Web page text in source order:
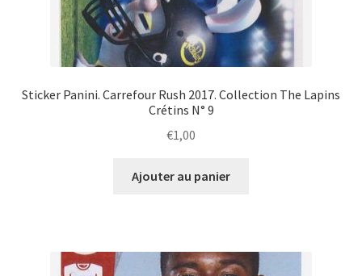
Sticker Panini. Carrefour Rush 2017. Collection The Lapins
Crétins N° 9
€1,00
Ajouter au panier